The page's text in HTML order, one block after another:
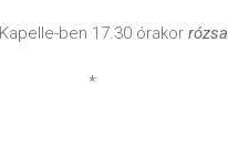
ben 17.30 órakor
*